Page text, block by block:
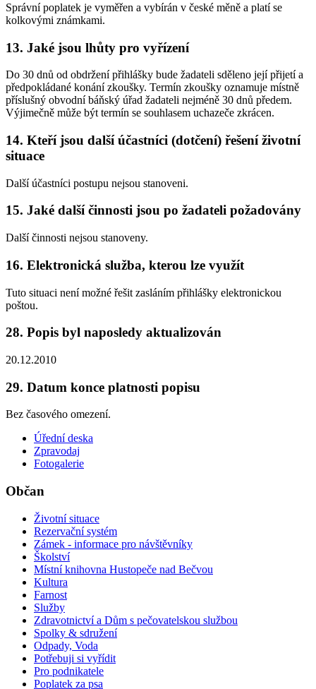
Správní poplatek je vyměřen a vybírán v české měně a platí se
kolkovými známkami.
13. Jaké jsou lhůty pro vyřízení
Do 30 dnů od obdržení přihlášky bude žadateli sděleno její přijetí a
předpokládané konání zkoušky. Termín zkoušky oznamuje místně
příslušný obvodní báňský úřad žadateli nejméně 30 dnů předem.
Výjimečně může být termín se souhlasem uchazeče zkrácen.
14. Kteří jsou další účastníci (dotčení) řešení životní
situace
Další účastníci postupu nejsou stanoveni.
15. Jaké další činnosti jsou po žadateli požadovány
Další činnosti nejsou stanoveny.
16. Elektronická služba, kterou lze využít
Tuto situaci není možné řešit zasláním přihlášky elektronickou
poštou.
28. Popis byl naposledy aktualizován
20.12.2010
29. Datum konce platnosti popisu
Bez časového omezení.
Úřední deska
Zpravodaj
Fotogalerie
Občan
Životní situace
Rezervační systém
Zámek - informace pro návštěvníky
Školství
Místní knihovna Hustopeče nad Bečvou
Kultura
Farnost
Služby
Zdravotnictví a Dům s pečovatelskou službou
Spolky & sdružení
Odpady, Voda
Potřebuji si vyřídit
Pro podnikatele
Poplatek za psa